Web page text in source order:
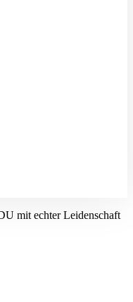
mit echter Leidenschaft